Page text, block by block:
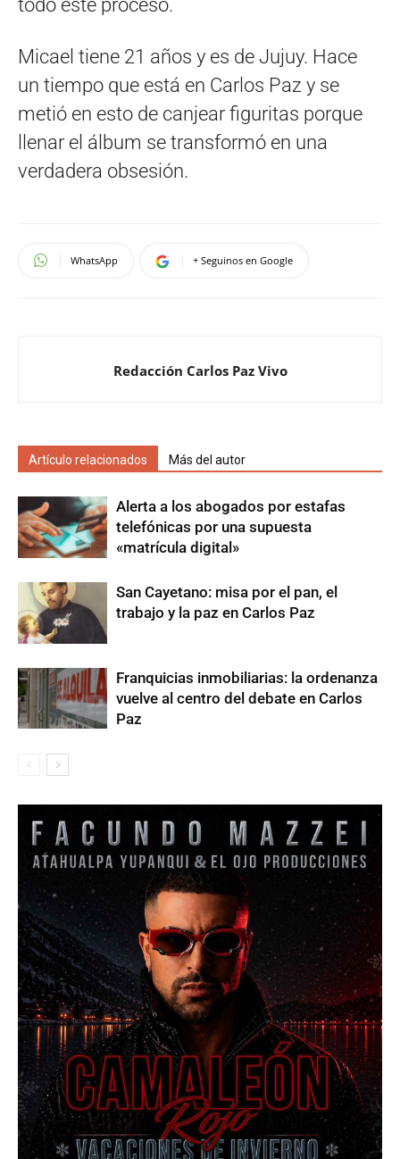
todo este proceso.
Micael tiene 21 años y es de Jujuy. Hace
un tiempo que está en Carlos Paz y se
metió en esto de canjear figuritas porque
llenar el álbum se transformó en una
verdadera obsesión.
WhatsApp + Seguinos en Google
Redacción Carlos Paz Vivo
Artículo relacionados Más del autor
Alerta a los abogados por estafas
telefónicas por una supuesta
«matrícula digital»
San Cayetano: misa por el pan, el
trabajo y la paz en Carlos Paz
Franquicias inmobiliarias: la ordenanza
vuelve al centro del debate en Carlos
Paz